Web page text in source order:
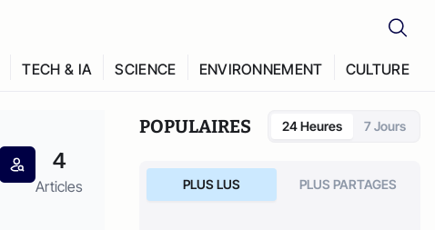
TECH & IA SCIENCE ENVIRONNEMENT CULTURE
4
Articles
POPULAIRES 24 Heures 7 Jours
PLUS LUS PLUS PARTAGES